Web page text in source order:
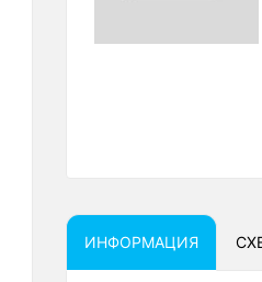
ИНФОРМАЦИЯ